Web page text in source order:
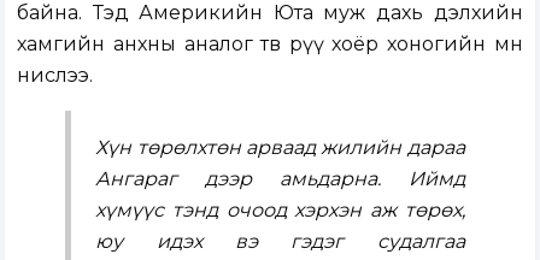
байна. Тэд Америкийн Юта муж дахь дэлхийн
хамгийн анхны аналог төв рүү хоёр хоногийн өмнө
нислээ.
Хүн төрөлхтөн арваад жилийн дараа
Ангараг дээр амьдарна. Иймд
хүмүүс тэнд очоод хэрхэн аж төрөх,
юу идэх вэ гэдэг судалгаа